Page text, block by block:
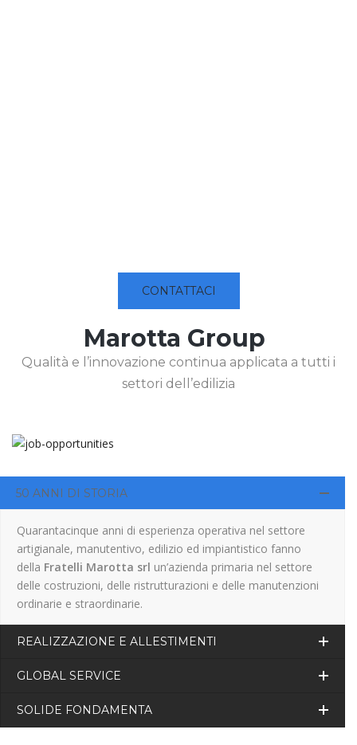
CONTATTACI
Marotta Group
Qualità e l’innovazione continua applicata a tutti i
settori dell’edilizia
50 ANNI DI STORIA
Quarantacinque anni di esperienza operativa nel settore
artigianale, manutentivo, edilizio ed impiantistico fanno
della Fratelli Marotta srl un’azienda primaria nel settore
delle costruzioni, delle ristrutturazioni e delle manutenzioni
ordinarie e straordinarie.
REALIZZAZIONE E ALLESTIMENTI
GLOBAL SERVICE
SOLIDE FONDAMENTA